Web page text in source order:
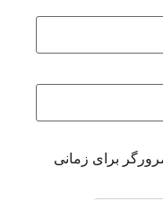
برای زمانی